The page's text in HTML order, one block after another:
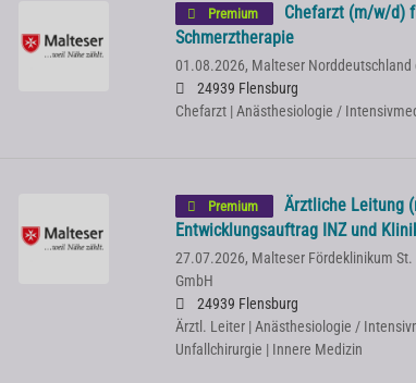
Premium
Chefarzt (m/w/d)
Schmerztherapie
01.08.2026, Malteser Norddeutschland
24939 Flensburg
Chefarzt | Anästhesiologie /
Premium
Ärztliche Leitung
Entwicklungsauftrag INZ und
27.07.2026, Malteser Fördeklinikum
GmbH
24939 Flensburg
Ärztl. Leiter | Anästhesiologie /
Unfallchirurgie | Innere Medizin